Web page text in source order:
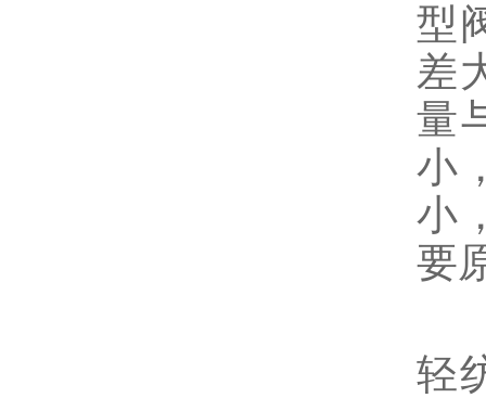
型
差
量
小
小
要
轻